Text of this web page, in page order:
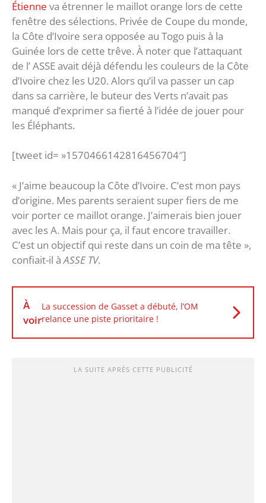
Étienne va étrenner le maillot orange lors de cette
fenêtre des sélections. Privée de Coupe du monde,
la Côte d’Ivoire sera opposée au Togo puis à la
Guinée lors de cette trêve. À noter que l’attaquant
de l’ ASSE avait déjà défendu les couleurs de la Côte
d’Ivoire chez les U20. Alors qu’il va passer un cap
dans sa carrière, le buteur des Verts n’avait pas
manqué d’exprimer sa fierté à l’idée de jouer pour
les Éléphants.
[tweet id= »1570466142816456704″]
« J’aime beaucoup la Côte d’Ivoire. C’est mon pays
d’origine. Mes parents seraient super fiers de me
voir porter ce maillot orange. J’aimerais bien jouer
avec les A. Mais pour ça, il faut encore travailler.
C’est un objectif qui reste dans un coin de ma tête »,
confiait-il à ASSE TV.
À
voir
La succession de Gasset a débuté, l’OM
relance une piste prioritaire !
LA SUITE APRÈS CETTE PUBLICITÉ